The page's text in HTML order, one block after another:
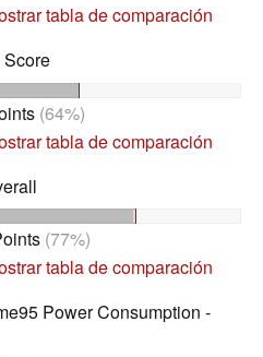
tabla de comparación
(64%)
tabla de comparación
(77%)
tabla de comparación
Power Consumption -